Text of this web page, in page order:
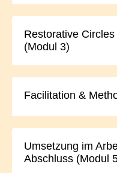
Restorative
(Modul 3)
Facilitation &
Umsetzung im
Abschluss (Modul